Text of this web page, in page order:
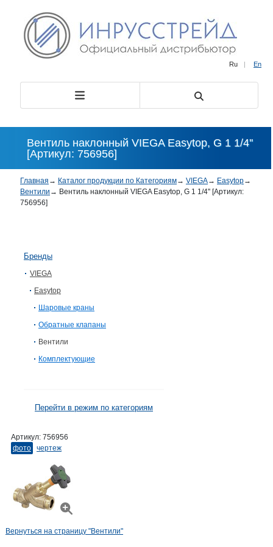
Ru | En
Вентиль наклонный VIEGA Easytop, G 1 1/4''
[Артикул: 756956]
Главная → Каталог продукции по Категориям→ VIEGA→ Easytop→
Вентили → Вентиль наклонный VIEGA Easytop, G 1 1/4'' [Артикул:
756956]
Бренды
VIEGA
Easytop
Шаровые краны
Обратные клапаны
Вентили
Комплектующие
Перейти в режим по категориям
Артикул: 756956
фото
чертеж
Вернуться на страницу "Вентили"